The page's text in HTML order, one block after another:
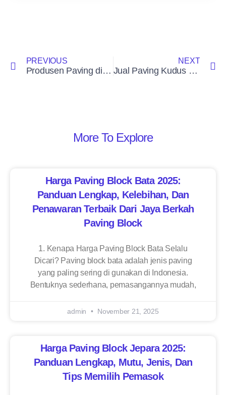
PREVIOUS
Produsen Paving di Kudus
NEXT
Jual Paving Kudus Termurah dan Berkualitas
More To Explore
Harga Paving Block Bata 2025:
Panduan Lengkap, Kelebihan, Dan
Penawaran Terbaik Dari Jaya Berkah
Paving Block
1. Kenapa Harga Paving Block Bata Selalu
Dicari? Paving block bata adalah jenis paving
yang paling sering di gunakan di Indonesia.
Bentuknya sederhana, pemasangannya mudah,
admin November 21, 2025
Harga Paving Block Jepara 2025:
Panduan Lengkap, Mutu, Jenis, Dan
Tips Memilih Pemasok